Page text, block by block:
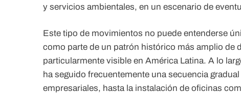
y servicios ambientales, en un escenario de
Este tipo de movimientos no puede entenderse
como parte de un patrón histórico más amplio de
particularmente visible en América Latina. A lo
ha seguido frecuentemente una secuencia
empresariales, hasta la instalación de oficinas